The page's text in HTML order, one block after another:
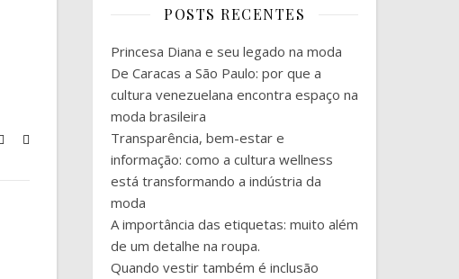
POSTS RECENTES
Princesa Diana e seu legado na moda
De Caracas a São Paulo: por que a
cultura venezuelana encontra espaço na
moda brasileira
Transparência, bem-estar e
informação: como a cultura wellness
está transformando a indústria da
moda
A importância das etiquetas: muito além
de um detalhe na roupa.
Quando vestir também é inclusão